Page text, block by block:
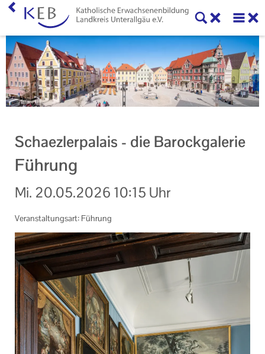
Schaezlerpalais - die Barockgalerie
Führung
Mi. 20.05.2026 10:15 Uhr
Veranstaltungsart: Führung
Home
KEB Landkreis Unterallgäu
Willkommen
Vorstand und Beirat der KEB Landkreis Unterallgäu
Mitglieder der KEB Landkreis Unterallgäu
Unser Auftrag
Ihr Kontakt zu uns
Datenschutzerklärung
Impressum